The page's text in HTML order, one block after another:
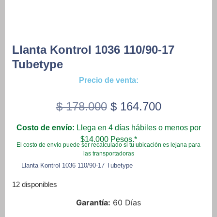
Llanta Kontrol 1036 110/90-17
Tubetype
Precio de venta:
$178.000 Original
was:
$ 178.000.
$164.700Current
$ 164.700.
Costo de envío: Llega en 4 días hábiles o menos por
$14.000 Pesos.*
El costo de envío puede ser recalculado si tu ubicación es lejana para
las transportadoras
Llanta Kontrol 1036 110/90-17 Tubetype
12 disponibles
Garantía: 60 Días